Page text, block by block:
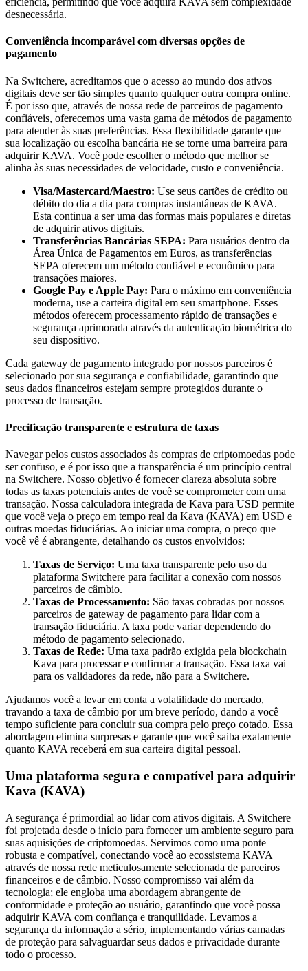
desnecessária.
Conveniência incomparável com diversas opções de
pagamento
Na Switchere, acreditamos que o acesso ao mundo dos ativos
digitais deve ser tão simples quanto qualquer outra compra online.
É por isso que, através de nossa rede de parceiros de pagamento
confiáveis, oferecemos uma vasta gama de métodos de pagamento
para atender às suas preferências. Essa flexibilidade garante que
sua localização ou escolha bancária не se torne uma barreira para
adquirir KAVA. Você pode escolher o método que melhor se
alinha às suas necessidades de velocidade, custo e conveniência.
Visa/Mastercard/Maestro: Use seus cartões de crédito ou
débito do dia a dia para compras instantâneas de KAVA.
Esta continua a ser uma das formas mais populares e diretas
de adquirir ativos digitais.
Transferências Bancárias SEPA: Para usuários dentro da
Área Única de Pagamentos em Euros, as transferências
SEPA oferecem um método confiável e econômico para
transações maiores.
Google Pay e Apple Pay: Para o máximo em conveniência
moderna, use a carteira digital em seu smartphone. Esses
métodos oferecem processamento rápido de transações e
segurança aprimorada através da autenticação biométrica do
seu dispositivo.
Cada gateway de pagamento integrado por nossos parceiros é
selecionado por sua segurança e confiabilidade, garantindo que
seus dados financeiros estejam sempre protegidos durante o
processo de transação.
Precificação transparente e estrutura de taxas
Navegar pelos custos associados às compras de criptomoedas pode
ser confuso, e é por isso que a transparência é um princípio central
na Switchere. Nosso objetivo é fornecer clareza absoluta sobre
todas as taxas potenciais antes de você se comprometer com uma
transação. Nossa calculadora integrada de Kava para USD permite
que você veja o preço em tempo real da Kava (KAVA) em USD e
outras moedas fiduciárias. Ao iniciar uma compra, o preço que
você vê é abrangente, detalhando os custos envolvidos:
Taxas de Serviço: Uma taxa transparente pelo uso da
plataforma Switchere para facilitar a conexão com nossos
parceiros de câmbio.
Taxas de Processamento: São taxas cobradas por nossos
parceiros de gateway de pagamento para lidar com a
transação fiduciária. A taxa pode variar dependendo do
método de pagamento selecionado.
Taxas de Rede: Uma taxa padrão exigida pela blockchain
Kava para processar e confirmar a transação. Essa taxa vai
para os validadores da rede, não para a Switchere.
Ajudamos você a levar em conta a volatilidade do mercado,
travando a taxa de câmbio por um breve período, dando a você
tempo suficiente para concluir sua compra pelo preço cotado. Essa
abordagem elimina surpresas e garante que você saiba exatamente
quanto KAVA receberá em sua carteira digital pessoal.
Uma plataforma segura e compatível para adquirir
Kava (KAVA)
A segurança é primordial ao lidar com ativos digitais. A Switchere
foi projetada desde o início para fornecer um ambiente seguro para
suas aquisições de criptomoedas. Servimos como uma ponte
robusta e compatível, conectando você ao ecossistema KAVA
através de nossa rede meticulosamente selecionada de parceiros
financeiros e de câmbio. Nosso compromisso vai além da
tecnologia; ele engloba uma abordagem abrangente de
conformidade e proteção ao usuário, garantindo que você possa
adquirir KAVA com confiança e tranquilidade. Levamos a
segurança da informação a sério, implementando várias camadas
de proteção para salvaguardar seus dados e privacidade durante
todo o processo.